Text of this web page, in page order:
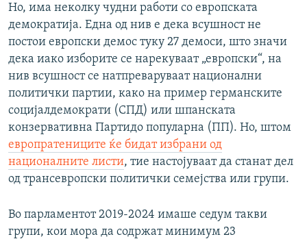
Но, има неколку чудни работи со европската
демократија. Една од нив е дека всушност не
постои европски демос туку 27 демоси, што значи
дека иако изборите се нарекуваат „европски“, на
нив всушност се натпреваруваат национални
политички партии, како на пример германските
социјалдемократи (СПД) или шпанската
конзервативна Партидо популарна (ПП). Но, штом
европратениците ќе бидат избрани од
националните листи, тие настојуваат да станат дел
од трансевропски политички семејства или групи.
Во парламентот 2019-2024 имаше седум такви
групи, кои мора да содржат минимум 23